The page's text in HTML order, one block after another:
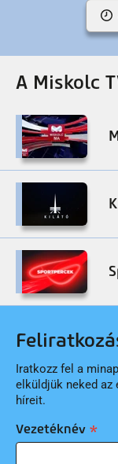
A Miskolc
Iratkozz fel a
elküldjük neked az
híreit.
Vezetéknév